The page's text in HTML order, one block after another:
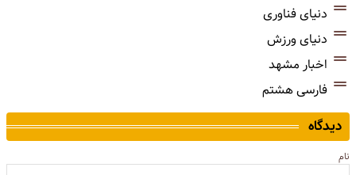
دنیای فناوری
دنیای ورزش
اخبار مشهد
فارسی هشتم
دیدگاه
نام